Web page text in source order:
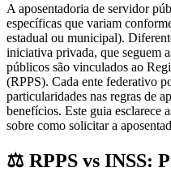
A aposentadoria de servidor
específicas que variam
estadual ou municipal).
iniciativa privada, que seguem
públicos são vinculados ao
(RPPS). Cada ente federativo
particularidades nas regras de
benefícios. Este guia esclarece
sobre como solicitar a
⚖️ RPPS vs INSS: